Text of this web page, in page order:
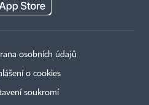
osobních údajů
o cookies
soukromí